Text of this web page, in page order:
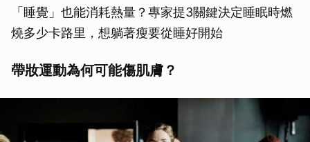
「睡覺」也能消耗熱量？專家提3關鍵決定睡眠時燃
燒多少卡路里，想躺著瘦要從睡好開始
帶妝運動為何可能傷肌膚？